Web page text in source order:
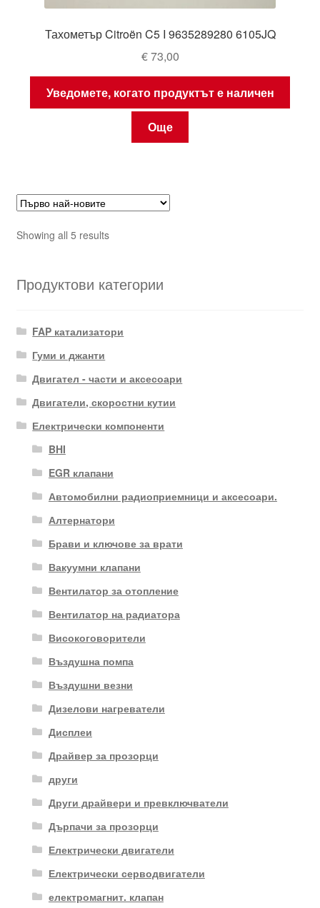
Тахометър Citroën C5 I 9635289280 6105JQ
€73,00
Уведомете, когато продуктът е наличен
Още
Showing all 5 resultsSorted
Продуктови категории
FAP катализатори
Гуми и джанти
Двигател - части и аксесоари
Двигатели, скоростни кутии
Електрически компоненти
BHI
EGR клапани
Автомобилни радиоприемници и аксесоари.
Алтернатори
Брави и ключове за врати
Вакуумни клапани
Вентилатор за отопление
Вентилатор на радиатора
Високоговорители
Въздушна помпа
Въздушни везни
Дизелови нагреватели
Дисплеи
Драйвер за прозорци
други
Други драйвери и превключватели
Дърпачи за прозорци
Електрически двигатели
Електрически серводвигатели
електромагнит. клапан